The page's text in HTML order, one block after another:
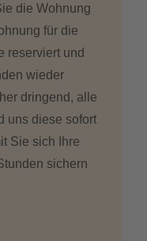
die Wohnung
für die
reserviert und
wieder
dringend, alle
uns diese sofort
Sie sich Ihre
sichern